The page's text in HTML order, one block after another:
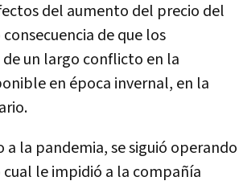
del aumento del precio del
de que los
un largo conflicto en la
en época invernal, en la
la pandemia, se siguió operando
le impidió a la compañía